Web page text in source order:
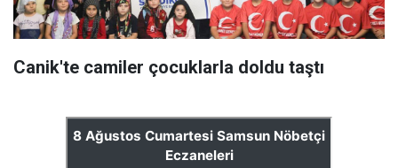
Canik'te camiler çocuklarla doldu taştı